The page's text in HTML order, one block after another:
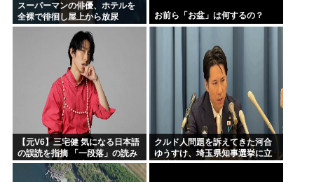
スーパーマンの俳優、ホテルを
全裸で徘徊し屋上から放尿
お前ら「お盆」は何するの？
【元V6】三宅健 気になる日本語
の誤読を指摘 「一段落」の読み
は？ 「使い方間違ってるんだよ
なとか」
クルド人問題を訴えてきた河合
ゆうすけ、埼玉県知事選挙に立
候補表明www